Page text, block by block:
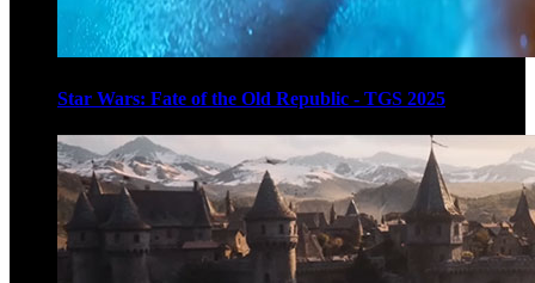
Star Wars: Fate of the Old Republic - TGS 2025